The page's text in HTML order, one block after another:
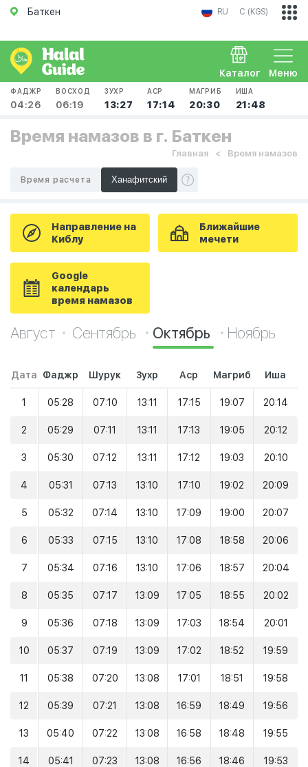
Баткен RU С (KGS)
Меню
Каталог
ФАДЖР
04:26
ВОСХОД
06:19
ЗУХР
13:27
АСР
17:14
МАГРИБ
20:30
ИША
21:48
Время намазов в г. Баткен
Главная Время намазов
Время расчета
Направление на
Киблу
Ближайшие
мечети
Google
календарь
время намазов
Август Сентябрь Октябрь Ноябрь
Дата Фаджр Шурук Зухр Аср Магриб Иша
1 05:28 07:10 13:11 17:15 19:07 20:14
2 05:29 07:11 13:11 17:13 19:05 20:12
3 05:30 07:12 13:11 17:12 19:03 20:10
4 05:31 07:13 13:10 17:10 19:02 20:09
5 05:32 07:14 13:10 17:09 19:00 20:07
6 05:33 07:15 13:10 17:08 18:58 20:06
7 05:34 07:16 13:10 17:06 18:57 20:04
8 05:35 07:17 13:09 17:05 18:55 20:02
9 05:36 07:18 13:09 17:03 18:54 20:01
10 05:37 07:19 13:09 17:02 18:52 19:59
11 05:38 07:20 13:08 17:01 18:51 19:58
12 05:39 07:21 13:08 16:59 18:49 19:56
13 05:40 07:22 13:08 16:58 18:48 19:55
14 05:41 07:23 13:08 16:56 18:46 19:53